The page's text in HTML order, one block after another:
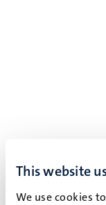
This website
We use cookies